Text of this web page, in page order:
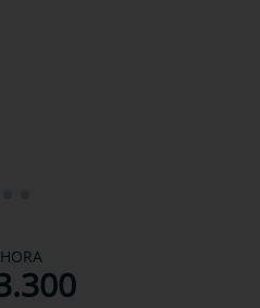
.300